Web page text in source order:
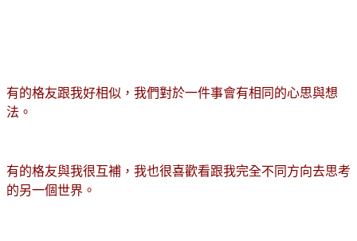
有的格友跟我好相似，我們對於一件事會有相同的心思與想
法。
有的格友與我很互補，我也很喜歡看跟我完全不同方向去思考
的另一個世界。